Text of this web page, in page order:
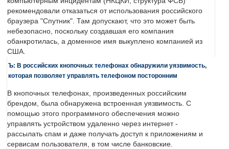
рекомендовали отказаться от использования российского
браузера "Спутник". Там допускают, что это может быть
небезопасно, поскольку создавшая его компания
обанкротилась, а доменное имя выкуплено компанией из
США.
Ъ: В российских кнопочных телефонах обнаружили уязвимость,
которая позволяет управлять телефоном посторонним
В кнопочных телефонах, произведенных российским
брендом, была обнаружена встроенная уязвимость. С
помощью этого программного обеспечения можно
управлять устройством удаленно через интернет -
рассылать спам и даже получать доступ к приложениям и
сервисам пользователя, в том числе банковские.